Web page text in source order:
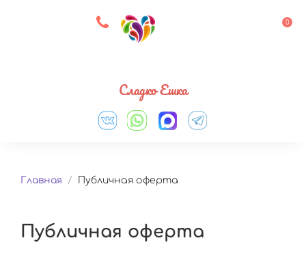
8 927 083 33 05 0
Сладко Ешка
Главная / Публичная оферта
Публичная оферта